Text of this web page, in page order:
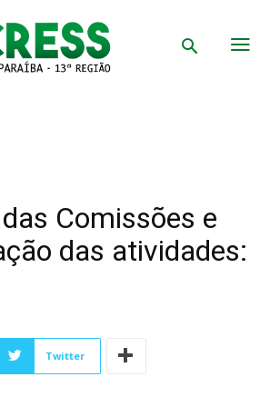
Comissões e
das atividades:
Twitter